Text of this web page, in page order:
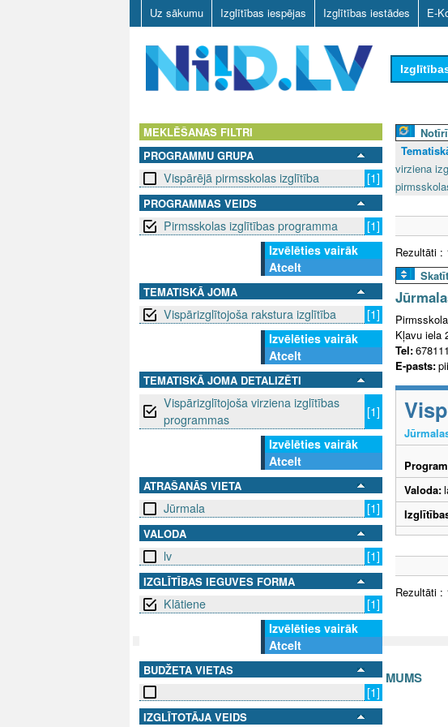
Uz sākumu Izglītības iespējas Izglītības iestādes E-
D
V
MEKLĒŠANAS FILTRI
PROGRAMMU GRUPA
Vispārējā pirmsskolas izglītība [1]
PROGRAMMAS VEIDS
Pirmsskolas izglītības programma
[1]
Izvēlēties vairāk
Atcelt
TEMATISKĀ JOMA
Vispārizglītojoša rakstura izglītība
[1]
Izvēlēties vairāk
Atcelt
TEMATISKĀ JOMA DETALIZĒTI
Vispārizglītojoša virziena izglītības
programmas
[1]
Izvēlēties vairāk
Atcelt
ATRAŠANĀS VIETA
Jūrmala [1]
VALODA
lv [1]
IZGLĪTĪBAS IEGUVES FORMA
Klātiene
[1]
Izvēlēties vairāk
Atcelt
BUDŽETA VIETAS
[1]
IZGLĪTOTĀJA VEIDS
virziena
Rezultāti :
Kļavu iela
Tel:
E-pasts:
Valoda:
Rezultāti :
SEKO MUMS SAZINIES AR MUMS
info@niid.lv